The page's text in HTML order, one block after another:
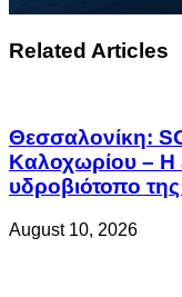
Related Articles
Θεσσαλονίκη:
Καλοχωρίου – Η
υδροβιότοπο
August 10, 2026